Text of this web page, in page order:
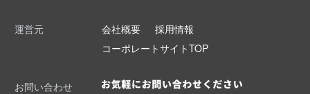
運営元 会社概要
採用情報
コーポレートサイトTOP
お問い合わせ